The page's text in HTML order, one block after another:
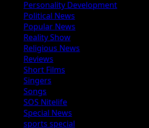
Personality Development
Political News
Popular News
Reality Show
Religious News
Reviews
Short Films
Singers
Songs
SOS Nitelife
Special News
sports special